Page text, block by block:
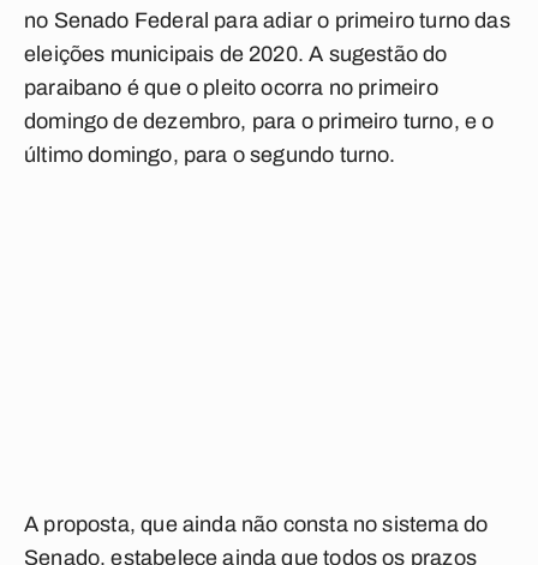
no Senado Federal para adiar o primeiro turno das
eleições municipais de 2020. A sugestão do
paraibano é que o pleito ocorra no primeiro
domingo de dezembro, para o primeiro turno, e o
último domingo, para o segundo turno.
A proposta, que ainda não consta no sistema do
Senado, estabelece ainda que todos os prazos